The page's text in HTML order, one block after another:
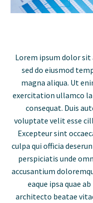
Lorem ipsum dolor
sed do eiusmod
magna aliqua. Ut
exercitation ullamco
consequat. Duis
voluptate velit esse
Excepteur sint
culpa qui officia
perspiciatis unde
accusantium
eaque ipsa quae
architecto beatae